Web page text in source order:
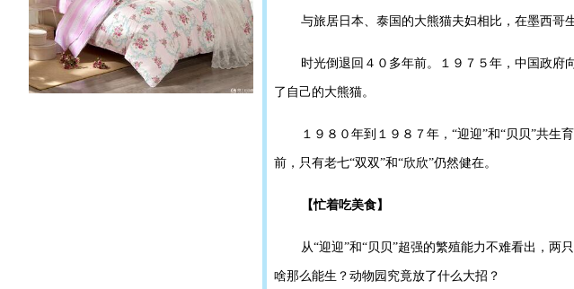
与旅居日本、泰国的大熊猫夫妇相比，在墨西哥
时光倒退回４０多年前。１９７５年，中国政府
了自己的大熊猫。
１９８０年到１９８７年，“迎迎”和“贝贝”共生
前，只有老七“双双”和“欣欣”仍然健在。
【忙着吃美食】
从“迎迎”和“贝贝”超强的繁殖能力不难看出，两
啥那么能生？动物园究竟放了什么大招？